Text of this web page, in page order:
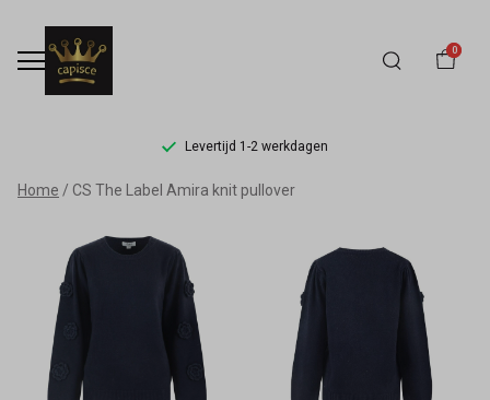
0
Levertijd 1-2 werkdagen
CS
The
Label
Amira
knit
Home CS The Label Amira knit pullover